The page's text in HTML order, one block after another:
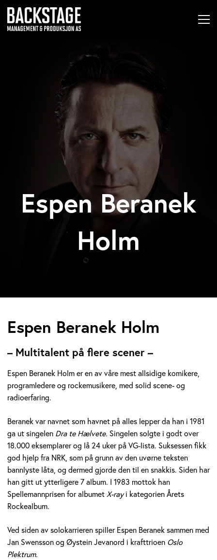
Espen Beranek
Holm
E
p
e
n
B
e
r
a
n
e
k
Espen Beranek Holm
– Multitalent på flere scener –
Espen Beranek Holm er en av våre mest allsidige komikere,
programledere og rockemusikere, med solid scene- og
radioerfaring.
Beranek var navnet som havnet på alles lepper da han i 1981
ga ut singelen Dra te Hælvete. Singelen solgte i godt over
18.000 eksemplarer og lå 24 uker på VG-lista. Suksessen fikk
god hjelp fra NRK, som på grunn av den uvørne teksten
bannlyste låta, og dermed gjorde den til en snakkis. Siden har
han gitt ut ytterligere 7 album. I 1983 mottok han
Spellemannprisen for albumet X-rayi kategorien Årets
Rockealbum.
Ved siden av solokarrieren spiller Espen Beranek sammen med
Jan Swensson og Øystein Jevanord i krafttrioen Oslo
Plektrum.